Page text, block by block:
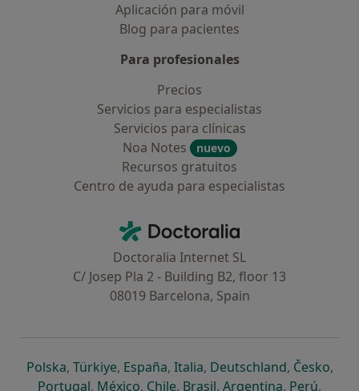
Aplicación para móvil
Blog para pacientes
Para profesionales
Precios
Servicios para especialistas
Servicios para clínicas
Noa Notes
nuevo
Recursos gratuitos
Centro de ayuda para especialistas
Doctoralia - Página de inicio
Doctoralia Internet SL
C/ Josep Pla 2 - Building B2, floor 13
08019 Barcelona, Spain
Polskase abre en una nueva pestaña
, Türkiyese abre en una nueva pestaña
, Españase abre en una nueva pestaña
, Italiase abre en una nueva
, Deutschlandse abre en
, Českose
,
Portugalse abre en una nueva pestaña
, Méxicose abre en una nueva pestaña
, Chilese abre en una nueva pestaña
, Brasilse abre en una nueva
, Argentinase abre en
, Perúse
,